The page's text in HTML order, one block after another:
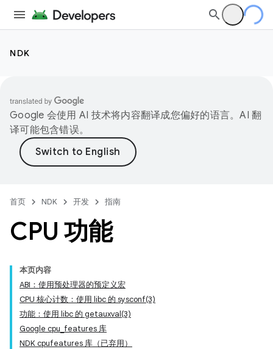
NDK
Google 会使用 AI 技术将内容翻译成您偏好的语言。AI 翻
译可能包含错误。
首页 NDK 开发 指南
CPU 功能
本页内容
ABI：使用预处理器的预定义宏
CPU 核心计数：使用 libc 的 sysconf(3)
功能：使用 libc 的 getauxval(3)
Google cpu_features 库
NDK cpufeatures 库（已弃用）